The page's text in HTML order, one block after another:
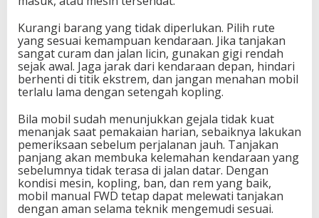
Kurangi barang yang tidak diperlukan. Pilih rute
yang sesuai kemampuan kendaraan. Jika tanjakan
sangat curam dan jalan licin, gunakan gigi rendah
sejak awal. Jaga jarak dari kendaraan depan, hindari
berhenti di titik ekstrem, dan jangan menahan mobil
terlalu lama dengan setengah kopling.
Bila mobil sudah menunjukkan gejala tidak kuat
menanjak saat pemakaian harian, sebaiknya lakukan
pemeriksaan sebelum perjalanan jauh. Tanjakan
panjang akan membuka kelemahan kendaraan yang
sebelumnya tidak terasa di jalan datar. Dengan
kondisi mesin, kopling, ban, dan rem yang baik,
mobil manual FWD tetap dapat melewati tanjakan
dengan aman selama teknik mengemudi sesuai.